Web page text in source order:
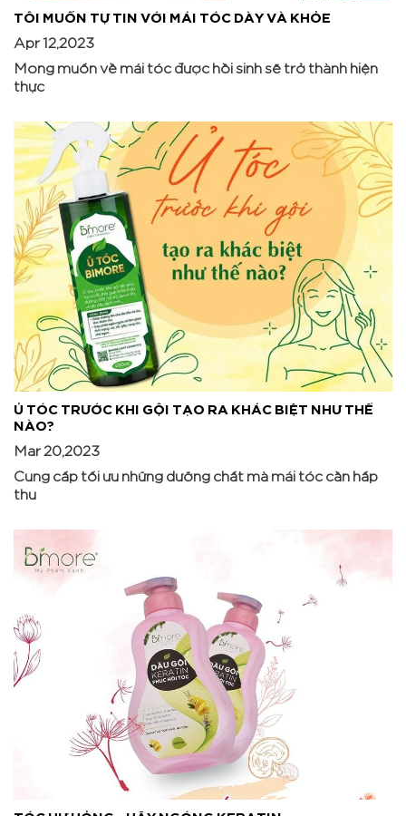
TÔI MUỐN TỰ TIN VỚI MÁI TÓC DÀY VÀ KHỎE
Apr 12,2023
Mong muốn về mái tóc được hồi sinh sẽ trở thành hiện
thực
Ủ TÓC TRƯỚC KHI GỘI TẠO RA KHÁC BIỆT NHƯ THẾ
NÀO?
Mar 20,2023
Cung cấp tối ưu những dưỡng chất mà mái tóc cần hấp
thu